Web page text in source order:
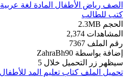
الصف رياض الأطفال المادة لغة عربية
كتب للطالب
الحجم 2.3MB
المشاهدات 2,374
رقم الملف 7367
إضافة بواسطة ZahraBh90
سيظهر زر التحميل خلال 5
تحميل الملف كتاب تعليم المد للأطفال